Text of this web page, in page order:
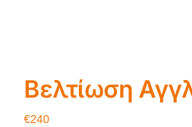
Βελτίωση
€240